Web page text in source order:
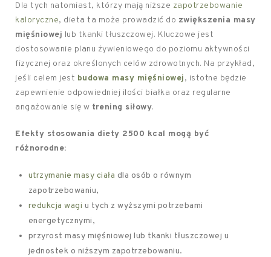
Dla tych natomiast, którzy mają niższe zapotrzebowanie
kaloryczne, dieta ta może prowadzić do zwiększenia masy
mięśniowej lub tkanki tłuszczowej. Kluczowe jest
dostosowanie planu żywieniowego do poziomu aktywności
fizycznej oraz określonych celów zdrowotnych. Na przykład,
jeśli celem jest budowa masy mięśniowej, istotne będzie
zapewnienie odpowiedniej ilości białka oraz regularne
angażowanie się w trening siłowy.
Efekty stosowania diety 2500 kcal mogą być
różnorodne:
utrzymanie masy ciała dla osób o równym
zapotrzebowaniu,
redukcja wagi u tych z wyższymi potrzebami
energetycznymi,
przyrost masy mięśniowej lub tkanki tłuszczowej u
jednostek o niższym zapotrzebowaniu.